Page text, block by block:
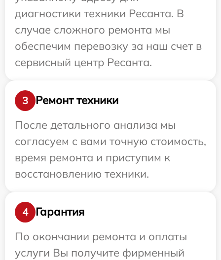
диагностики техники Ресанта. В
случае сложного ремонта мы
обеспечим перевозку за наш счет в
сервисный центр Ресанта.
3
Ремонт техники
После детального анализа мы
согласуем с вами точную стоимость,
время ремонта и приступим к
восстановлению техники.
4
Гарантия
По окончании ремонта и оплаты
услуги Вы получите фирменный